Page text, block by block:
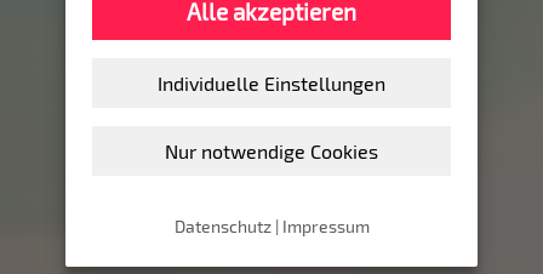
Alle akzeptieren
Individuelle Einstellungen
Nur notwendige Cookies
Datenschutz | Impressum